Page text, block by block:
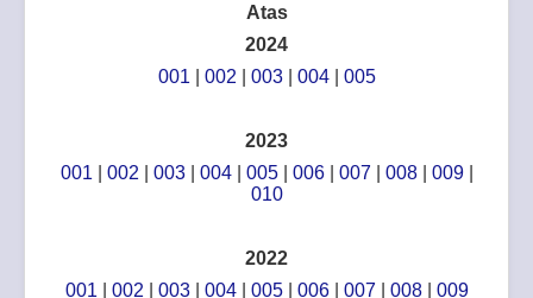
Atas
2024
001
002 003| 004| 005
2023
001
002 003| 004| 005| 006| 007 008| 009|
010
2022
001
002 003| 004| 005| 006| 007 008| 009